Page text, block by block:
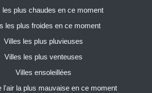
les plus chaudes en ce moment
les plus froides en ce moment
Villes les plus pluvieuses
Villes les plus venteuses
Villes ensoleillées
l'air la plus mauvaise en ce moment